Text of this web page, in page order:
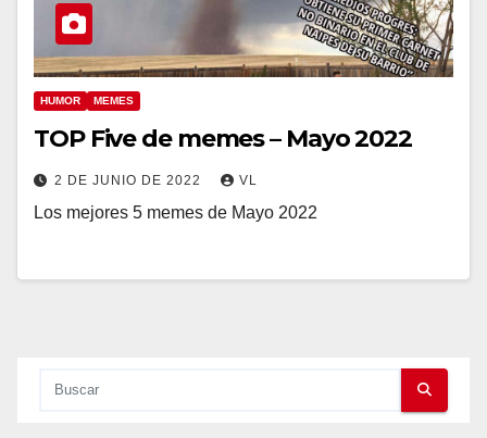
HUMOR MEMES
TOP Five de memes – Mayo 2022
2 DE JUNIO DE 2022 VL
Los mejores 5 memes de Mayo 2022